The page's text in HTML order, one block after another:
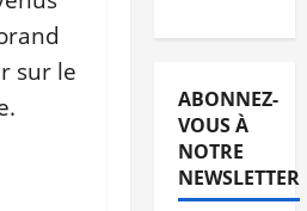
sur le
ABONNEZ-
VOUS À
NOTRE
NEWSLETTER